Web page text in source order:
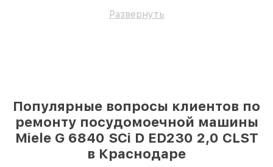
Развернуть
Популярные вопросы клиентов по
ремонту посудомоечной машины
Miele G 6840 SCi D ED230 2,0 CLST
в Краснодаре